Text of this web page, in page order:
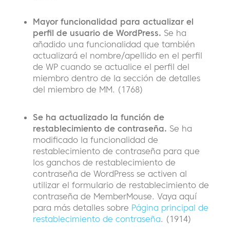
Mayor funcionalidad para actualizar el
perfil de usuario de WordPress. Se ha
añadido una funcionalidad que también
actualizará el nombre/apellido en el perfil
de WP cuando se actualice el perfil del
miembro dentro de la sección de detalles
del miembro de MM. (1768)
Se ha actualizado la función de
restablecimiento de contraseña. Se ha
modificado la funcionalidad de
restablecimiento de contraseña para que
los ganchos de restablecimiento de
contraseña de WordPress se activen al
utilizar el formulario de restablecimiento de
contraseña de MemberMouse. Vaya aquí
para más detalles sobre Página principal de
restablecimiento de contraseña. (1914)